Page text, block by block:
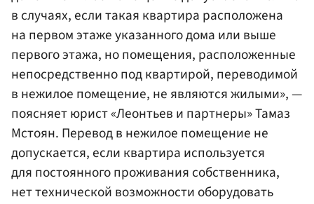
в случаях, если такая квартира расположена
на первом этаже указанного дома или выше
первого этажа, но помещения, расположенные
непосредственно под квартирой, переводимой
в нежилое помещение, не являются жилыми», —
поясняет юрист «Леонтьев и партнеры» Тамаз
Мстоян. Перевод в нежилое помещение не
допускается, если квартира используется
для постоянного проживания собственника,
нет технической возможности оборудовать